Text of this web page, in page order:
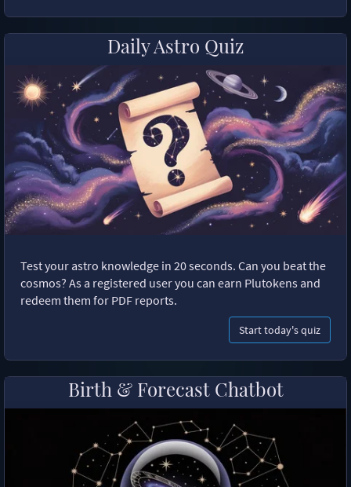
Daily Astro Quiz
Test your astro knowledge in 20 seconds. Can you beat the
cosmos? As a registered user you can earn Plutokens and
redeem them for PDF reports.
Start today's quiz
Birth & Forecast Chatbot